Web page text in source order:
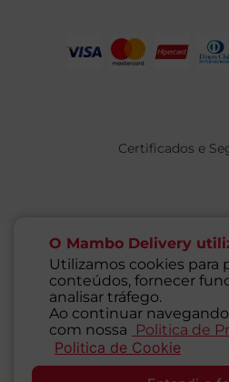
O Mambo Delivery
Utilizamos cookies para
conteúdos, fornecer
analisar tráfego.
Ao continuar
com nossa
Politica de
Politica de Cookie
Certificados e
@ 2021 MAMBO - TODOS OS
Supermercados
CNPJ: 71.676.316/0001-46 - Inscrição
Endereço: Rua Guaipá, 255 - Vila